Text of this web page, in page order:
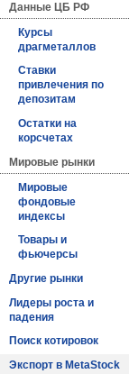
Данные ЦБ РФ
Курсы
драгметаллов
Ставки
привлечения по
депозитам
Остатки на
корсчетах
Мировые рынки
Мировые
фондовые
индексы
Товары и
фьючерсы
Другие рынки
Лидеры роста и
падения
Поиск котировок
Экспорт в MetaStock